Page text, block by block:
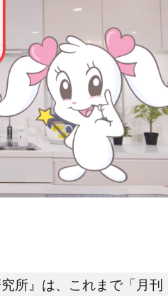
所』は、これまで「月刊